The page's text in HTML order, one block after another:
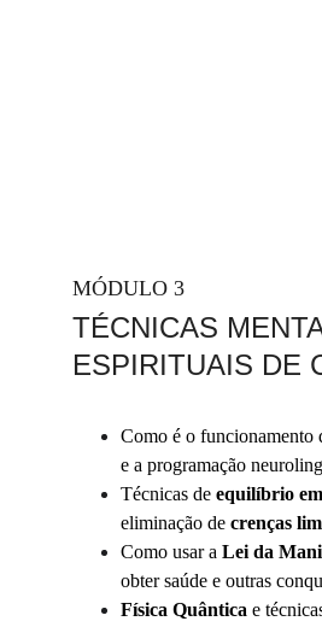
TÉCNICAS
ESPIRITUAIS DE
Como é o funcionamento
e a programação
Técnicas de equilíbrio
eliminação de crenças
Como usar a Lei da
obter saúde e outras
Física Quântica e
MÓDULO 3